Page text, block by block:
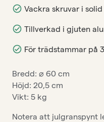
Vackra skruvar i solid
Tillverkad i gjuten
För trädstammar på
Bredd: ⌀ 60 cm
Höjd: 20,5 cm
Vikt: 5 kg
Notera att julgranspynt